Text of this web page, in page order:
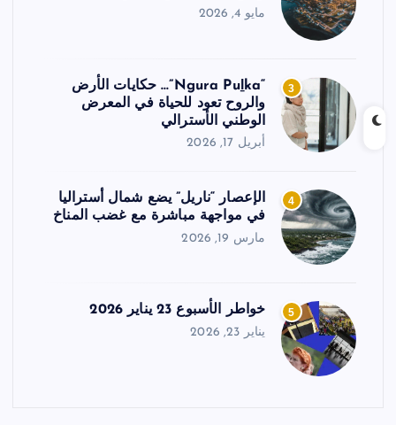
مايو 4, 2026
3
“Ngura Puḻka”… حكايات الأرض
والروح تعود للحياة في المعرض
الوطني الأسترالي
أبريل 17, 2026
4
الإعصار “ناريل” يضع شمال أستراليا
في مواجهة مباشرة مع غضب المناخ
مارس 19, 2026
5 خواطر الأسبوع 23 يناير 2026
يناير 23, 2026